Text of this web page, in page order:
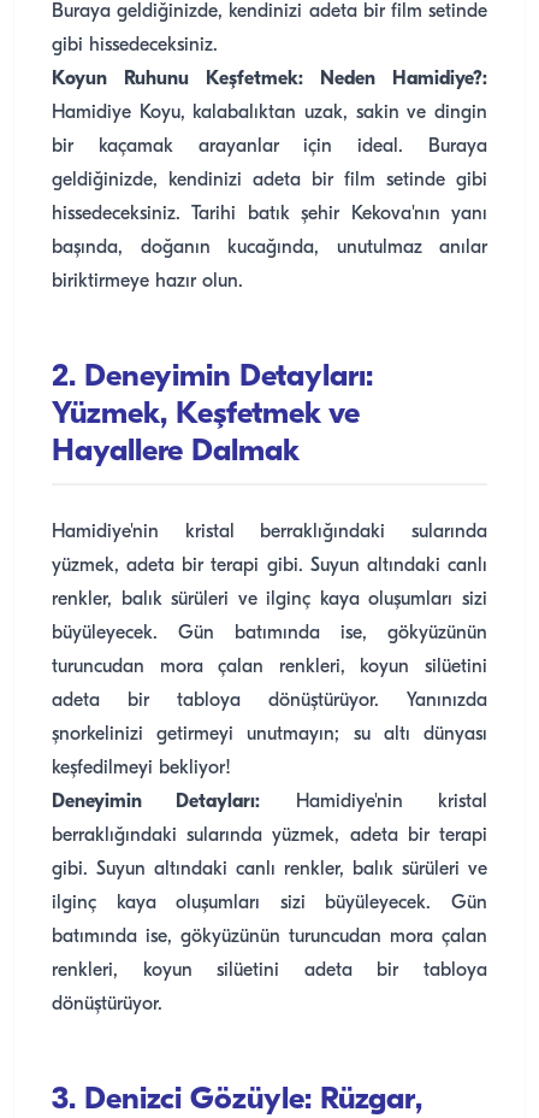
Buraya geldiğinizde, kendinizi adeta bir film setinde
gibi hissedeceksiniz.
Koyun Ruhunu Keşfetmek: Neden Hamidiye?:
Hamidiye Koyu, kalabalıktan uzak, sakin ve dingin
bir kaçamak arayanlar için ideal. Buraya
geldiğinizde, kendinizi adeta bir film setinde gibi
hissedeceksiniz. Tarihi batık şehir Kekova'nın yanı
başında, doğanın kucağında, unutulmaz anılar
biriktirmeye hazır olun.
2. Deneyimin Detayları:
Yüzmek, Keşfetmek ve
Hayallere Dalmak
Hamidiye'nin kristal berraklığındaki sularında
yüzmek, adeta bir terapi gibi. Suyun altındaki canlı
renkler, balık sürüleri ve ilginç kaya oluşumları sizi
büyüleyecek. Gün batımında ise, gökyüzünün
turuncudan mora çalan renkleri, koyun silüetini
adeta bir tabloya dönüştürüyor. Yanınızda
şnorkelinizi getirmeyi unutmayın; su altı dünyası
keşfedilmeyi bekliyor!
Deneyimin Detayları: Hamidiye'nin kristal
berraklığındaki sularında yüzmek, adeta bir terapi
gibi. Suyun altındaki canlı renkler, balık sürüleri ve
ilginç kaya oluşumları sizi büyüleyecek. Gün
batımında ise, gökyüzünün turuncudan mora çalan
renkleri, koyun silüetini adeta bir tabloya
dönüştürüyor.
3. Denizci Gözüyle: Rüzgar,